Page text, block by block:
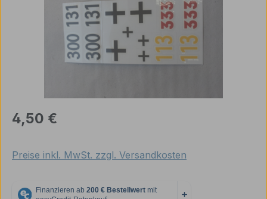
Regulärer Preis:
4,50 €
Preise inkl. MwSt. zzgl. Versandkosten